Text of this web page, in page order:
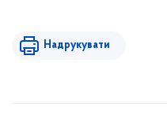
Надрукувати